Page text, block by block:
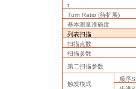
t
Turn Ratio (待扩展)
基本测量准确度
列表扫描
扫描点数
扫描参数
第二扫描参数
触发模式
顺序